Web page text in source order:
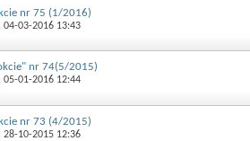
nr 75 (1/2016)
, 04-03-2016 13:43
nr 74(5/2015)
, 05-01-2016 12:44
nr 73 (4/2015)
, 28-10-2015 12:36